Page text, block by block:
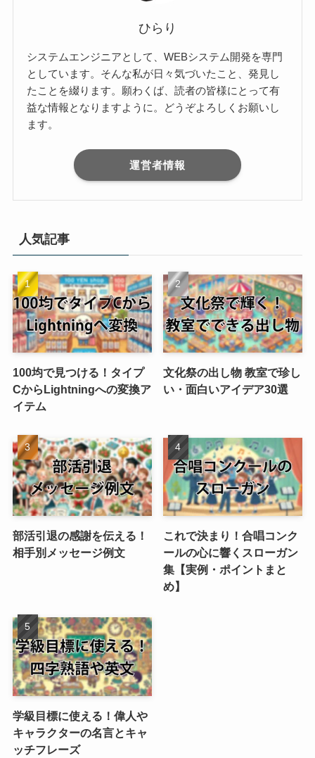
ひらり
システムエンジニアとして、WEBシステム開発を専門
としています。そんな私が日々気づいたこと、発見し
たことを綴ります。願わくば、読者の皆様にとって有
益な情報となりますように。どうぞよろしくお願いし
ます。
運営者情報
人気記事
100均で見つける！タイプ
CからLightningへの変換ア
イテム
文化祭の出し物 教室で珍し
い・面白いアイデア30選
部活引退の感謝を伝える！
相手別メッセージ例文
これで決まり！合唱コンク
ールの心に響くスローガン
集【実例・ポイントまと
め】
学級目標に使える！偉人や
キャラクターの名言とキャ
ッチフレーズ